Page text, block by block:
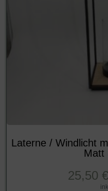
Laterne / Windlicht
Matt
25,50 €